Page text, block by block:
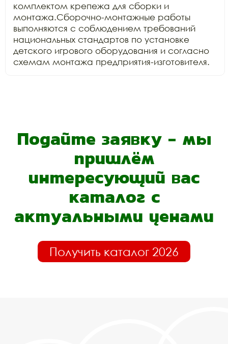
комплектом крепежа для сборки и
монтажа.Сборочно-монтажные работы
выполняются с соблюдением требований
национальных стандартов по установке
детского игрового оборудования и согласно
схемам монтажа предприятия-изготовителя.
Подайте заявку - мы
пришлём
интересующий вас
каталог с
актуальными ценами
Получить каталог 2026